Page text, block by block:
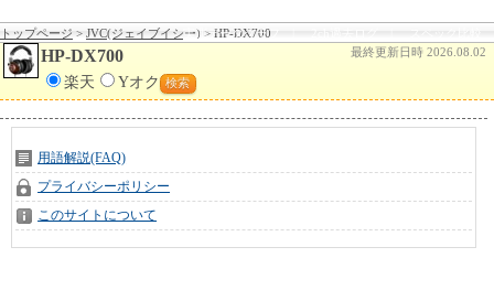
HP-DX700
楽天 Yオク 検索
用語解説(FAQ)
プライバシーポリシー
このサイトについて
トップページ > JVC(ジェイブイシー) > HP-DX700
最終更新日時 2026.08.02
実測データグラフ